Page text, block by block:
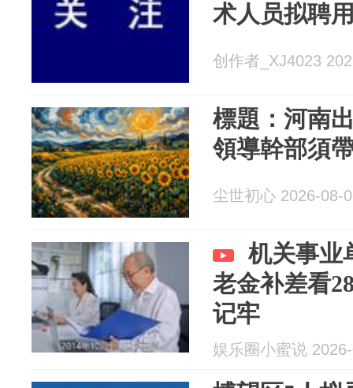
术人员拟聘
创作者_XJ4023
標題：河南
領導幹部須
尘世初心 2026-08-
机关事业
老金补差看
记牢
娱乐圈小蜜说